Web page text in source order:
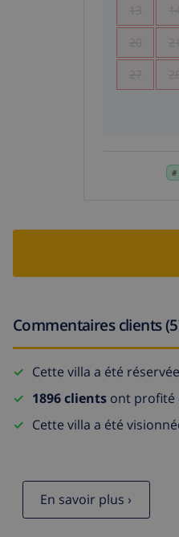
13
20
27
Commentaires clients
Cette villa a été réservée
1896 clients ont profité
Cette villa a été
En savoir plus ›